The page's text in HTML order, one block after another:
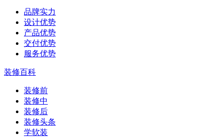
品牌实力
设计优势
产品优势
交付优势
服务优势
装修百科
装修前
装修中
装修后
装修头条
学软装